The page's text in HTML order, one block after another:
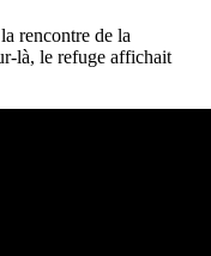
rencontre de la
là, le refuge affichait